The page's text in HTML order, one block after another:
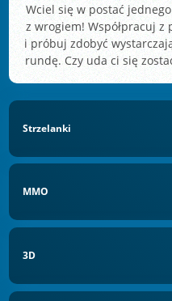
Wciel się w postać
z wrogiem! Współpracuj
i próbuj zdobyć
rundę. Czy uda ci się
Strzelanki
MMO
3D